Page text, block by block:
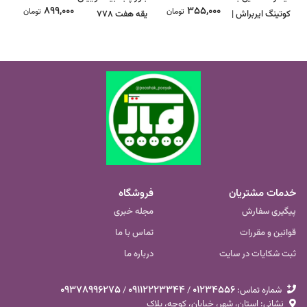
کوتینگ ایربراش |
355,000 تومان
یقه هفت ۷۷۸
899,000 تومان
خدمات مشتریان
پیگیری سفارش
قوانین و مقررات
ثبت شکایات در سایت
فروشگاه
مجله خبری
تماس با ما
درباره ما
شماره تماس‌: 01234556
/
09112223344
/
09378996275
نشانی: استان، شهر، خیابان، کوچه، پلاک